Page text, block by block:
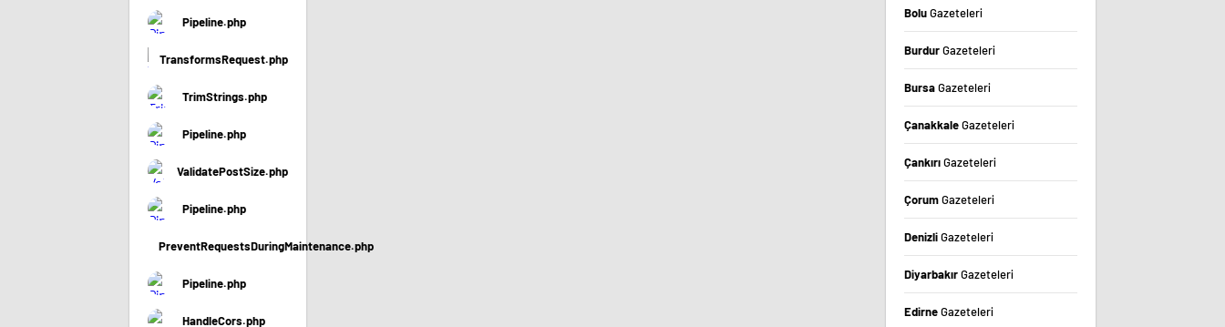
Pipeline.php
TransformsRequest.php
TrimStrings.php
Pipeline.php
ValidatePostSize.php
Pipeline.php
PreventRequestsDuringMaintenance.php
Pipeline.php
HandleCors.php
BoluGazeteleri
BurdurGazeteleri
BursaGazeteleri
ÇanakkaleGazeteleri
ÇankırıGazeteleri
ÇorumGazeteleri
DenizliGazeteleri
DiyarbakırGazeteleri
EdirneGazeteleri